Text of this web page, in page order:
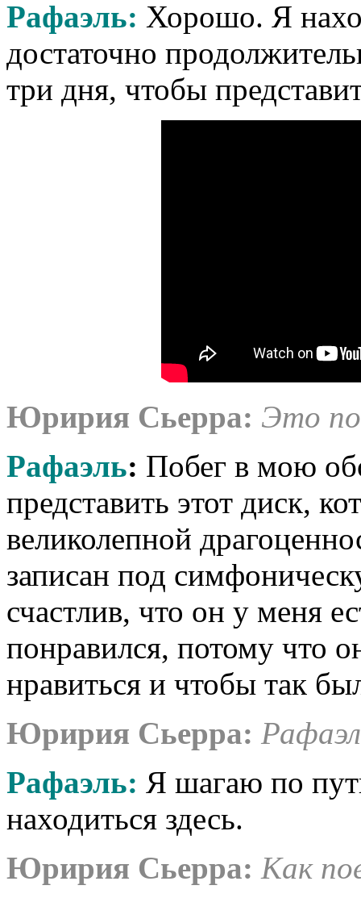
Рафаэль: Хорошо. Я
достаточно
три дня, чтобы
Юририя Сьерра: Это
Рафаэль: Побег в мою
представить этот диск,
великолепной
записан под
счастлив, что он у меня
понравился, потому что
нравиться и чтобы так
Юририя Сьерра:
Рафаэль: Я шагаю по
находиться здесь.
Юририя Сьерра: Как